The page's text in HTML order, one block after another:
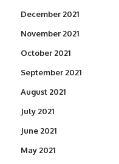
December 2021
November 2021
October 2021
September 2021
August 2021
July 2021
June 2021
May 2021